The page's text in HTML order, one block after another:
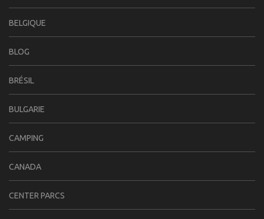
BELGIQUE
BLOG
BRÉSIL
BULGARIE
CAMPING
CANADA
CENTER PARCS